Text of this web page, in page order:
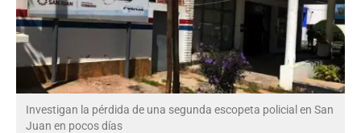
Investigan la pérdida de una segunda escopeta policial en San
Juan en pocos días